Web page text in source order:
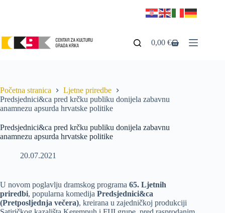
0,00€
Početna stranica
Ljetne priredbe
Predsjednici&ca pred krčku publiku donijela zabavnu
anamnezu apsurda hrvatske politike
Predsjednici&ca pred krčku publiku donijela zabavnu
anamnezu apsurda hrvatske politike
20.07.2021
U novom poglavlju dramskog programa 65. Ljetnih
priredbi, popularna komedija Predsjednici&ca
(Pretposljednja večera), kreirana u zajedničkoj produkciji